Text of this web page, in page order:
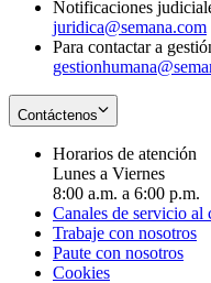
Notificaciones
juridica@semana.com
Para contactar a
Contáctenos
Horarios de atención
Lunes a Viernes
8:00 a.m. a 6:00 p.m.
Canales de servicio al
Trabaje con nosotros
Paute con nosotros
Cookies